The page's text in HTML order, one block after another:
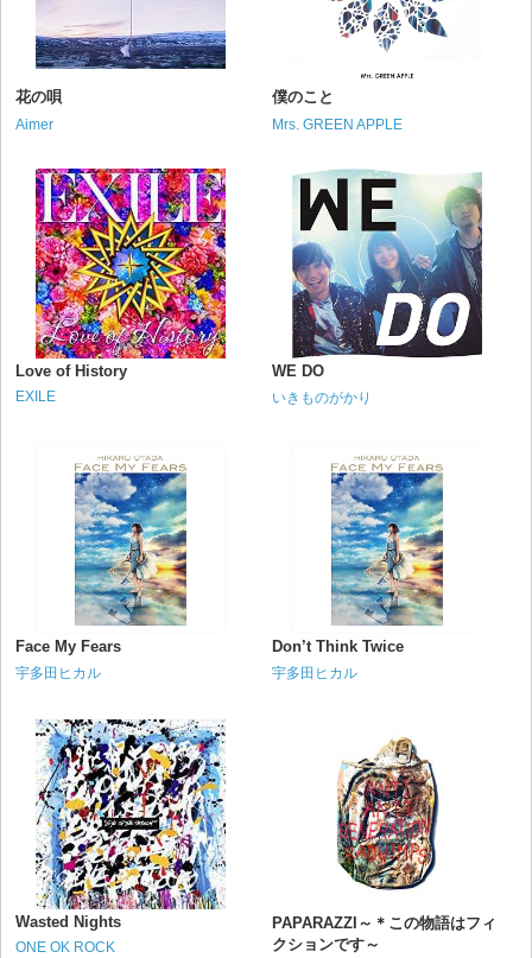
花の唄
Aimer
僕のこと
Mrs. GREEN APPLE
Love of History
EXILE
WE DO
いきものがかり
Face My Fears
宇多田ヒカル
Don’t Think Twice
宇多田ヒカル
Wasted Nights
ONE OK ROCK
PAPARAZZI～＊この物語はフィ
クションです～